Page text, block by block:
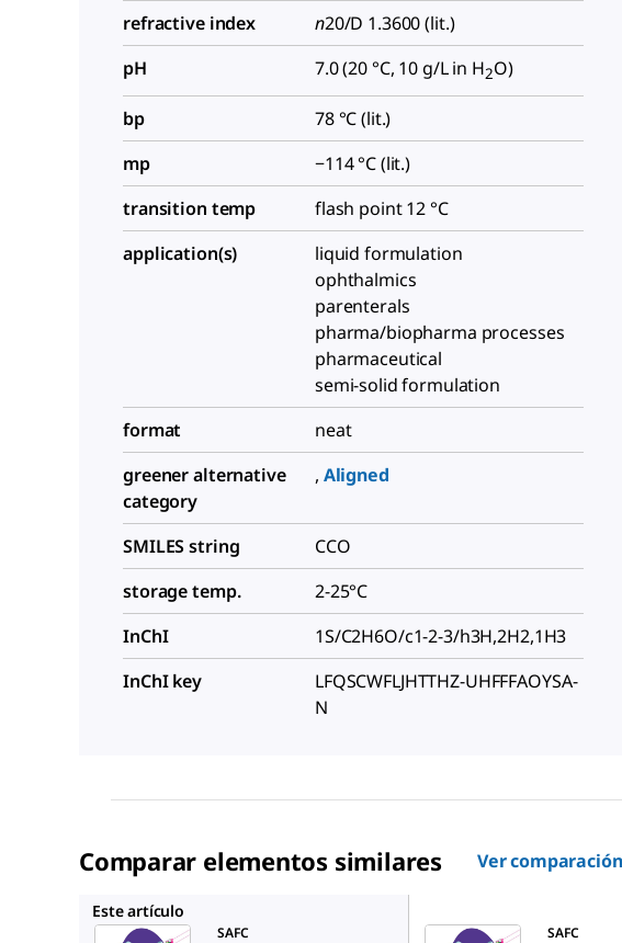
refractive index
n20/D 1.3600 (lit.)
pH
7.0 (20 °C, 10 g/L in H2O)
bp
78 °C (lit.)
mp
−114 °C (lit.)
transition temp
flash point 12 °C
application(s)
liquid formulation
ophthalmics
parenterals
pharma/biopharma processes
pharmaceutical
semi-solid formulation
format
neat
greener alternative
category
, Aligned
SMILES string
CCO
storage temp.
2-25°C
InChI
1S/C2H6O/c1-2-3/h3H,2H2,1H3
InChI key
LFQSCWFLJHTTHZ-UHFFFAOYSA-
N
Comparar elementos similares Ver
Este artículo
SAFC SAFC